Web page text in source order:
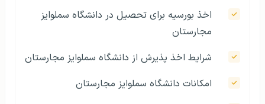
اخذ بورسیه برای تحصیل در دانشگاه سملوایز
مجارستان
شرایط اخذ پذیرش از دانشگاه سملوایز مجارستان
امکانات دانشگاه سملوایز مجارستان